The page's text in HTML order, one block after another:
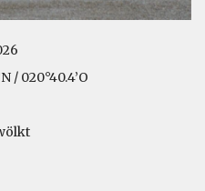
/ 020°40.4’O